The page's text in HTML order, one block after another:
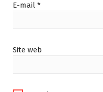
E-mail *
Site web